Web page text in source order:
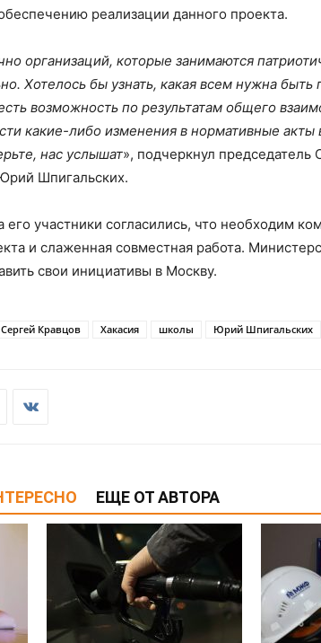
реализации данного проекта.
организаций, которые занимаются
Хотелось бы узнать, какая всем нужна быть
возможность по результатам общего
какие-либо изменения в нормативные
нас услышат», подчеркнул председатель
Шпигальских.
его участники согласились, что необходим
и слаженная совместная работа.
свои инициативы в Москву.
Сергей Кравцов Хакасия школы Юрий Шпигальских
ЕЩЕ ОТ АВТОРА